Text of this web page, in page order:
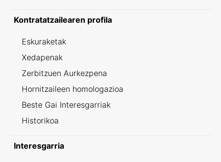
Kontratatzailearen profila
Eskuraketak
Xedapenak
Zerbitzuen Aurkezpena
Hornitzaileen homologazioa
Beste Gai Interesgarriak
Historikoa
Interesgarria